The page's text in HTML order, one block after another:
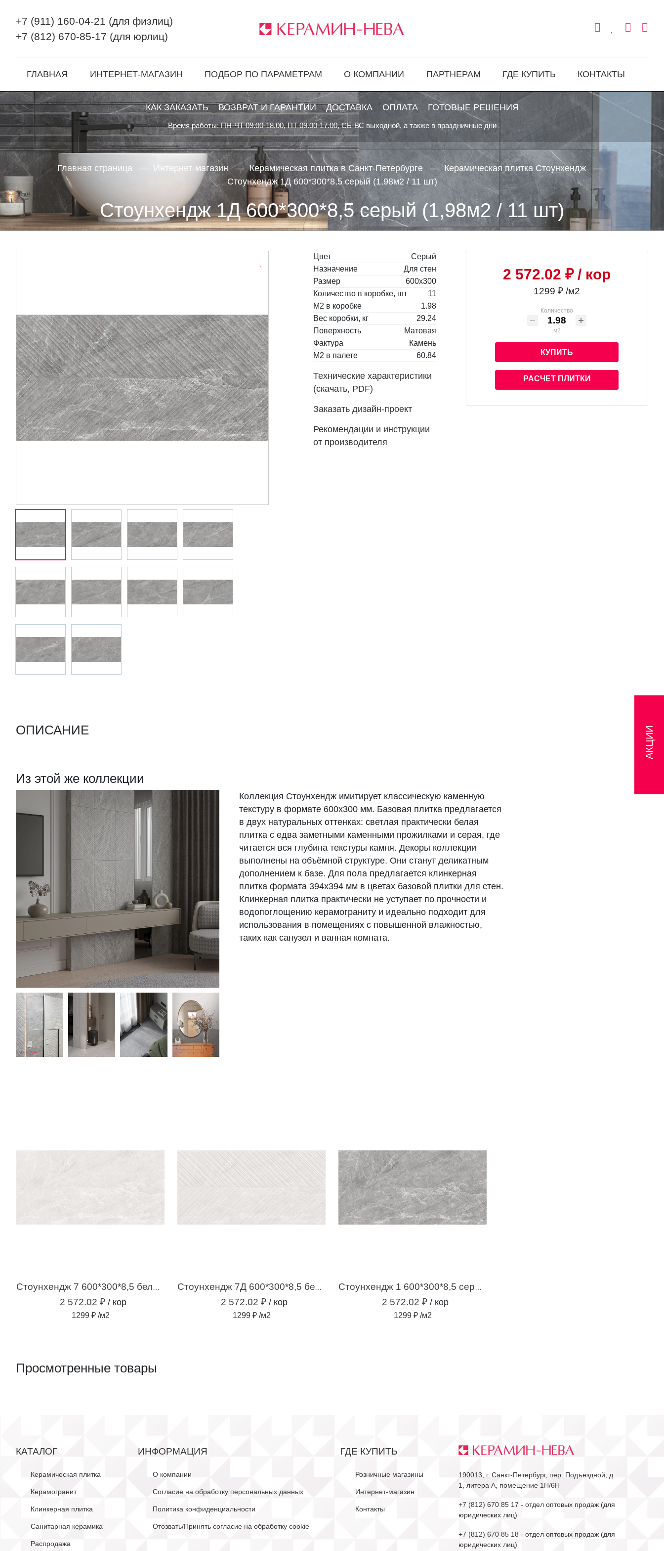
+7 (911) 160-04-21 (для физлиц)
+7 (812) 670-85-17 (для юрлиц)
ГЛАВНАЯ ИНТЕРНЕТ-МАГАЗИН ПОДБОР ПО ПАРАМЕТРАМ О КОМПАНИИ ПАРТНЕРАМ ГДЕ КУПИТЬ КОНТАКТЫ
КАК ЗАКАЗАТЬ ВОЗВРАТ И ГАРАНТИИ ДОСТАВКА ОПЛАТА ГОТОВЫЕ РЕШЕНИЯ
Время работы: ПН-ЧТ 09.00-18.00, ПТ 09.00-17.00, СБ-ВС выходной, а также в праздничные дни
Главная страница Интернет-магазин Керамическая плитка в Санкт-Петербурге
Керамическая плитка Стоунхендж
Стоунхендж 1Д 600*300*8,5 серый (1,98м2 / 11 шт)
Стоунхендж 1Д 600*300*8,5 серый (1,98м2 / 11 шт)
Цвет
Серый
Назначение
Для стен
Размер
600x300
Количество в коробке, шт
11
М2 в коробке
1.98
Вес коробки, кг
29.24
Поверхность
Матовая
Фактура
Камень
М2 в палете
60.84
Технические характеристики
(скачать, PDF)
Заказать дизайн-проект
Рекомендации и инструкции
от производителя
2 572.02 ₽/ кор
1299 ₽ /м2
Количество
м2
КУПИТЬ
РАСЧЕТ ПЛИТКИ
ОПИСАНИЕ
Из этой же коллекции
Коллекция Стоунхендж имитирует классическую каменную
текстуру в формате 600х300 мм. Базовая плитка предлагается
в двух натуральных оттенках: светлая практически белая
плитка с едва заметными каменными прожилками и серая, где
читается вся глубина текстуры камня. Декоры коллекции
выполнены на объёмной структуре. Они станут деликатным
дополнением к базе. Для пола предлагается клинкерная
плитка формата 394х394 мм в цветах базовой плитки для стен.
Клинкерная плитка практически не уступает по прочности и
водопоглощению керамограниту и идеально подходит для
использования в помещениях с повышенной влажностью,
таких как санузел и ванная комната.
2 572.02 ₽ / кор
1299 ₽ /м2
2 572.02 ₽ / кор
1299 ₽ /м2
2 572.02 ₽ / кор
1299 ₽ /м2
Просмотренные товары
КАТАЛОГ
Керамическая плитка
Керамогранит
Клинкерная плитка
Санитарная керамика
Распродажа
ИНФОРМАЦИЯ
О компании
Согласие на обработку персональных данных
Политика конфиденциальности
Отозвать/Принять согласие на обработку cookie
ГДЕ КУПИТЬ
Розничные магазины
Интернет-магазин
Контакты
190013, г. Санкт-Петербург, пер. Подъездной, д.
1, литера А, помещение 1Н/6Н
+7 (812) 670 85 17 - отдел оптовых продаж (для
юридических лиц)
+7 (812) 670 85 18 - отдел оптовых продаж (для
юридических лиц)
АКЦИИ